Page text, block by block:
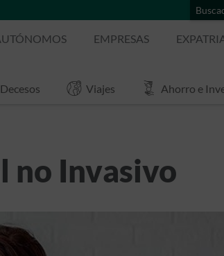
Decesos Viajes Ahorro e
EMPRESAS
no Invasivo